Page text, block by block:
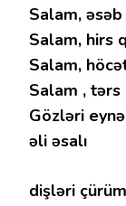
Salam, əsəb
Salam, hirs
Salam,
Salam , tərs
Gözləri
əli əsalı
dişləri